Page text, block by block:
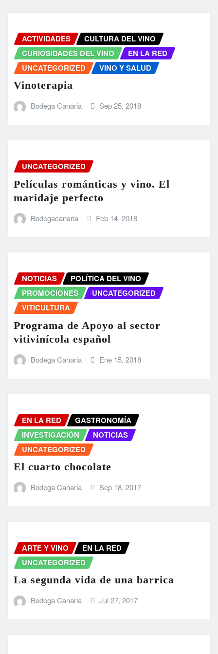
ACTIVIDADES
CULTURA DEL VINO
CURIOSIDADES DEL VINO
EN LA RED
UNCATEGORIZED
VINO Y SALUD
Vinoterapia
Bodega Canaria Sep 25, 2018
UNCATEGORIZED
Películas románticas y vino. El
maridaje perfecto
Bodegacanaria Feb 14, 2018
NOTICIAS
POLÍTICA DEL VINO
PROMOCIONES
UNCATEGORIZED
VITICULTURA
Programa de Apoyo al sector
vitivinícola español
Bodega Canaria Ene 15, 2018
EN LA RED
GASTRONOMÍA
INVESTIGACIÓN
NOTICIAS
UNCATEGORIZED
El cuarto chocolate
Bodega Canaria Sep 18, 2017
ARTE Y VINO
EN LA RED
UNCATEGORIZED
La segunda vida de una barrica
Bodega Canaria Jul 27, 2017